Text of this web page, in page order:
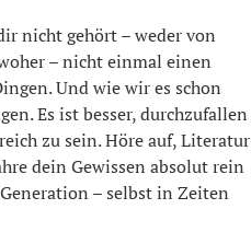
nicht gehört – weder von
– nicht einmal einen
Und wie wir es schon
Es ist besser, durchzufallen
zu sein. Höre auf, Literatur
dein Gewissen absolut rein
– selbst in Zeiten